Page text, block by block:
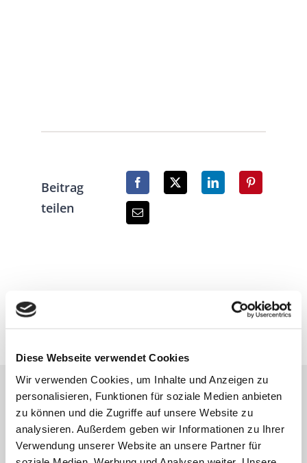
Diese Webseite verwendet Cookies
Wir verwenden Cookies, um Inhalte und Anzeigen zu
personalisieren, Funktionen für soziale Medien anbieten
zu können und die Zugriffe auf unsere Website zu
analysieren. Außerdem geben wir Informationen zu Ihrer
Verwendung unserer Website an unsere Partner für
Beitrag
teilen
MARIENKRANKENHAUS SCHWERTE